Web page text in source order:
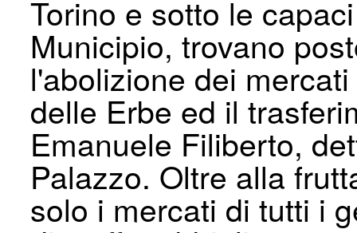
Torino e sotto le
Municipio, trovano
l'abolizione dei
delle Erbe ed il
Emanuele Filiberto,
Palazzo. Oltre alla
solo i mercati di tutti i